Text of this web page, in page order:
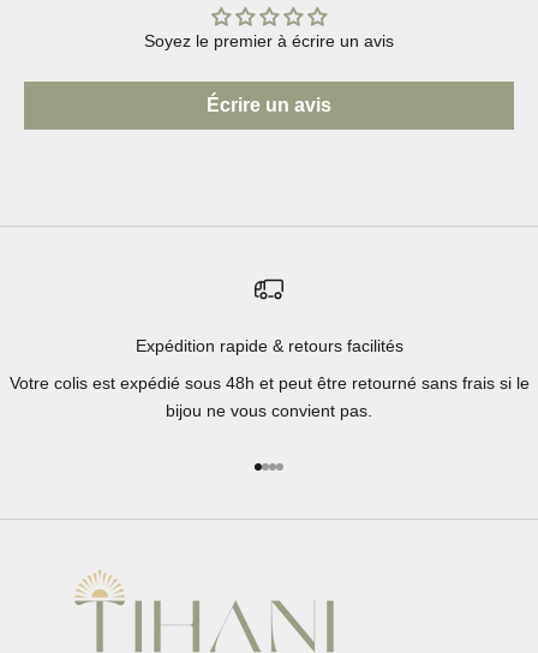
Soyez le premier à écrire un avis
Écrire un avis
Expédition rapide & retours facilités
Votre colis est expédié sous 48h et peut être retourné sans frais si le
bijou ne vous convient pas.
Aller à l'élément 1
Aller à l'élément 2
Aller à l'élément 3
Aller à l'élément 4